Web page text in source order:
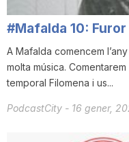
#Mafalda 10: Furor
A Mafalda comencem
molta música.
temporal Filomena i us...
PodcastCity - 16 gener,